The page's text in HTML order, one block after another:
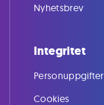
Nyhetsbrev
Integritet
Personuppgifter
Cookies